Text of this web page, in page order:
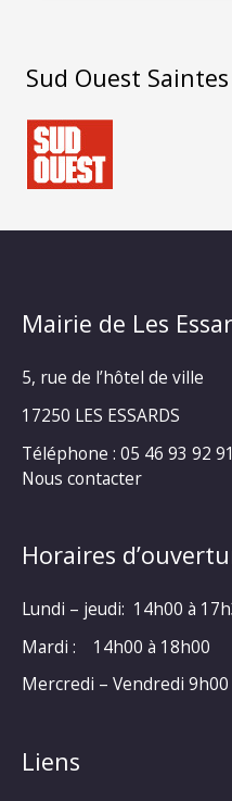
Sud Ouest Saintes
Mairie de Les
5, rue de l’hôtel de ville
17250 LES ESSARDS
Téléphone : 05 46 93 92 91
Nous contacter
Horaires
Lundi – jeudi: 14h00 à
Mardi : 14h00 à 18h00
Mercredi – Vendredi 9h00
Liens